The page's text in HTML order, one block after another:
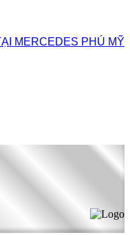
MERCEDES PHÚ MỸ